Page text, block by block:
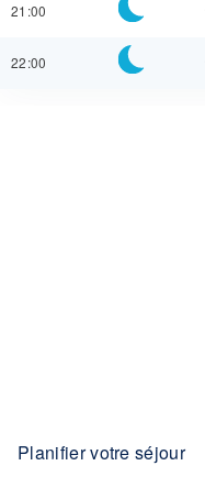
21:00
22:00
Planifier votre séjour